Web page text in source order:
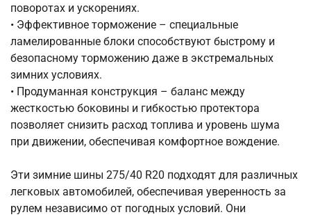
поворотах и ускорениях.
• Эффективное торможение – специальные
ламелированные блоки способствуют быстрому и
безопасному торможению даже в экстремальных
зимних условиях.
• Продуманная конструкция – баланс между
жесткостью боковины и гибкостью протектора
позволяет снизить расход топлива и уровень шума
при движении, обеспечивая комфортное вождение.
Эти зимние шины 275/40 R20 подходят для различных
легковых автомобилей, обеспечивая уверенность за
рулем независимо от погодных условий. Они